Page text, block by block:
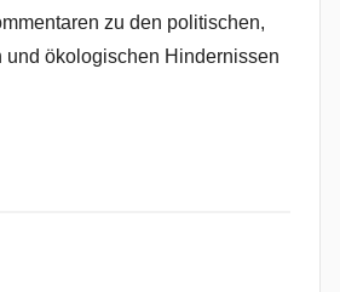
zu den politischen,
und ökologischen Hindernissen